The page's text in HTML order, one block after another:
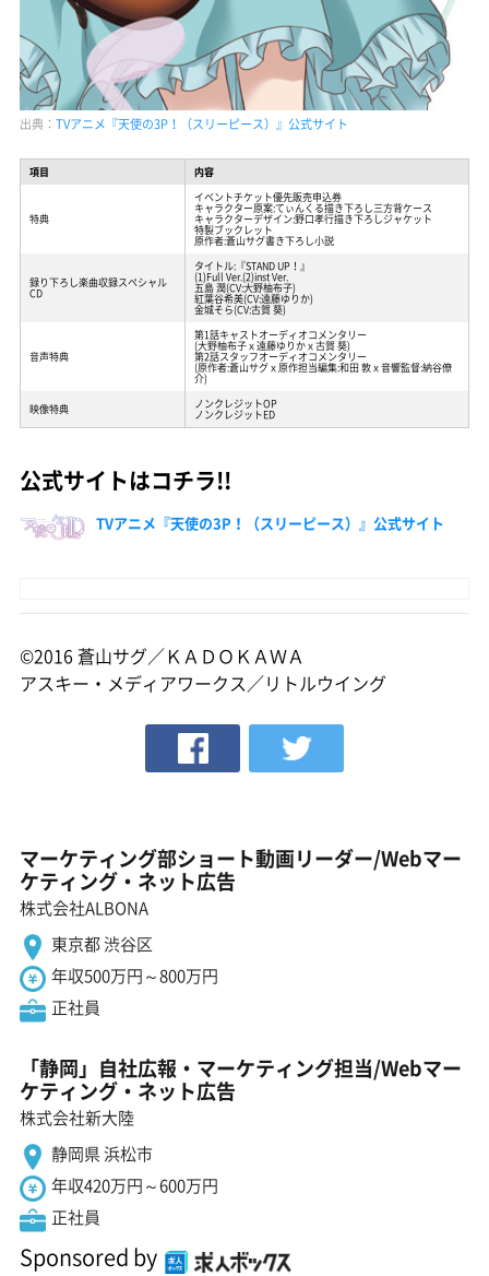
出典： TVアニメ『天使の3P！（スリーピース）』公式サイト
項目 内容
特典
イベントチケット優先販売申込券
キャラクター原案:てぃんくる描き下ろし三方背ケース
キャラクターデザイン:野口孝行描き下ろしジャケット
特製ブックレット
原作者:蒼山サグ書き下ろし小説
録り下ろし楽曲収録スペシャル
CD
タイトル:『STAND UP！』
(1)Full Ver.(2)inst Ver.
五島 潤(CV:大野柚布子)
紅葉谷希美(CV:遠藤ゆりか)
金城そら(CV:古賀 葵)
音声特典
第1話キャストオーディオコメンタリー
(大野柚布子ｘ遠藤ゆりかｘ古賀 葵)
第2話スタッフオーディオコメンタリー
(原作者:蒼山サグｘ原作担当編集:和田 敦ｘ音響監督:納谷僚
介)
映像特典 ノンクレジットOP
ノンクレジットED
公式サイトはコチラ!!
TVアニメ『天使の3P！（スリーピース）』公式サイト
©2016 蒼山サグ／ＫＡＤＯＫＡＷＡ
アスキー・メディアワークス／リトルウイング
マーケティング部ショート動画リーダー/Webマー
ケティング・ネット広告
株式会社ALBONA
東京都 渋谷区
年収500万円～800万円
正社員
「静岡」自社広報・マーケティング担当/Webマー
ケティング・ネット広告
株式会社新大陸
静岡県 浜松市
年収420万円～600万円
正社員
Sponsored by